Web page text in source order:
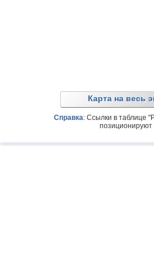
Карта на весь
Справка: Ссылки в таблице
позиционируют